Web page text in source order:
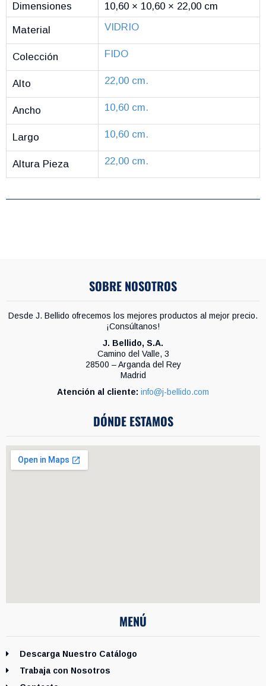
Dimensiones
10,60 × 10,60 × 22,00 cm
Material VIDRIO
Colección FIDO
Alto 22,00 cm.
Ancho 10,60 cm.
Largo 10,60 cm.
Altura Pieza 22,00 cm.
SOBRE NOSOTROS
Desde J. Bellido ofrecemos los mejores productos al mejor precio.
¡Consúltanos!
J. Bellido, S.A.
Camino del Valle, 3
28500 – Arganda del Rey
Madrid
Atención al cliente: info@j-bellido.com
DÓNDE ESTAMOS
MENÚ
Descarga Nuestro Catálogo
Trabaja con Nosotros